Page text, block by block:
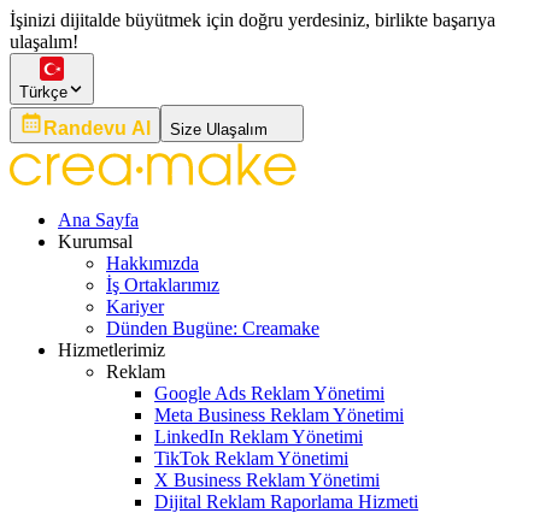
İşinizi dijitalde büyütmek için doğru yerdesiniz, birlikte başarıya
ulaşalım!
Türkçe
Randevu Al Size Ulaşalım
Ana Sayfa
Kurumsal
Hakkımızda
İş Ortaklarımız
Kariyer
Dünden Bugüne: Creamake
Hizmetlerimiz
Reklam
Google Ads Reklam Yönetimi
Meta Business Reklam Yönetimi
LinkedIn Reklam Yönetimi
TikTok Reklam Yönetimi
X Business Reklam Yönetimi
Dijital Reklam Raporlama Hizmeti